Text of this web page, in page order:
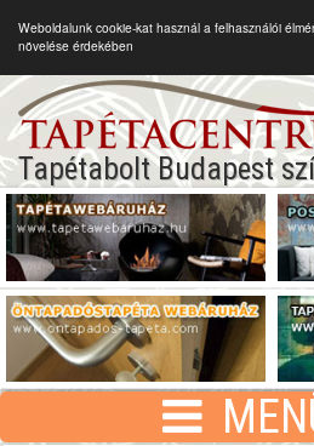
Weboldalunk cookie-kat használ a felhasználói
növelése érdekében
Tapétabolt Budapest